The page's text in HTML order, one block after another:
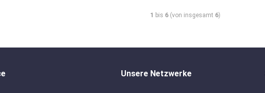
1 bis 6 (von insgesamt 6)
Unsere Netzwerke